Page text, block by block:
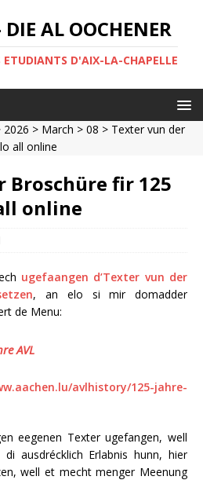
AL OOCHENER
ETUDIANTS D'AIX-LA-CHAPELLE
2026 > March > 08 > Texter vun der
all online
Broschüre fir 125
online
ugefaangen d’Texter vun der
, an elo si mir domadder
de Menu:
AVL
avlhistory/125-jahre-
eegenen Texter ugefangen, well
ausdrécklich Erlabnis hunn, hier
well et mecht menger Meenung